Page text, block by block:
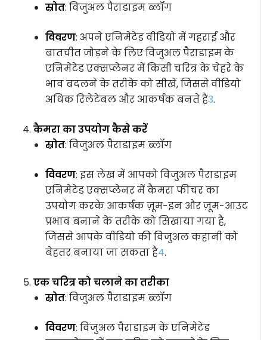
स्रोत: विजुअल पैराडाइम ब्लॉग
विवरण: अपने एनिमेटेड वीडियो में गहराई और
बातचीत जोड़ने के लिए विजुअल पैराडाइम के
एनिमेटेड एक्सप्लेनर में किसी चरित्र के चेहरे के
भाव बदलने के तरीके को सीखें, जिससे वीडियो
अधिक रिलेटेबल और आकर्षक बनते हैं3.
कैमरा का उपयोग कैसे करें
स्रोत: विजुअल पैराडाइम ब्लॉग
विवरण: इस लेख में आपको विजुअल पैराडाइम
एनिमेटेड एक्सप्लेनर में कैमरा फीचर का
उपयोग करके आकर्षक ज़ूम-इन और ज़ूम-आउट
प्रभाव बनाने के तरीके को सिखाया गया है,
जिससे आपके वीडियो की विजुअल कहानी को
बेहतर बनाया जा सकता है4.
एक चरित्र को चलाने का तरीका
स्रोत: विजुअल पैराडाइम ब्लॉग
विवरण: विजुअल पैराडाइम के एनिमेटेड